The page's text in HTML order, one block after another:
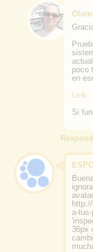
poco
en
Link
Si
a-
36px